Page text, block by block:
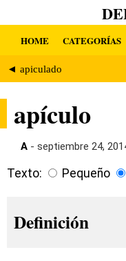
HOME CATEGORÍAS
◄ apiculado
apículo
A - septiembre 24,
Texto: Pequeño
Definición